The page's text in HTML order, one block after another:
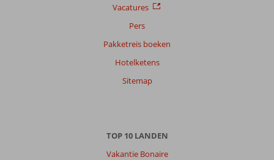
Vacatures
Pers
Pakketreis boeken
Hotelketens
Sitemap
TOP 10 LANDEN
Vakantie Bonaire